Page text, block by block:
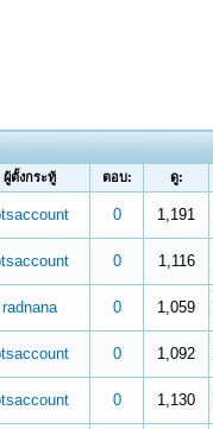
ผู้ตั้งกระทู้ ตอบ: ดู:
0 1,191
0 1,116
radnana 0 1,059
0 1,092
0 1,130